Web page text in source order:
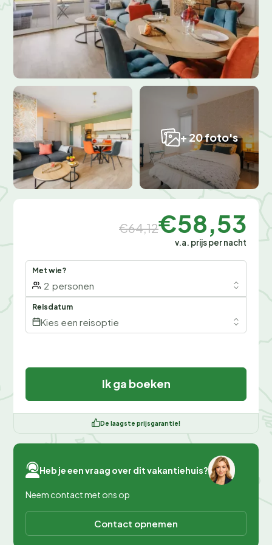
+ 20 foto's
€64,12€58,53
v.a. prijs per nacht
Met wie?
2 personen
Reisdatum
Kies een reisoptie
Ik ga boeken
De laagste prijsgarantie!
Heb je een vraag over dit vakantiehuis?
Neem contact met ons op
Contact opnemen